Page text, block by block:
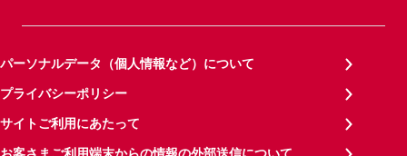
パーソナルデータ（個人情報など）について
プライバシーポリシー
サイトご利用にあたって